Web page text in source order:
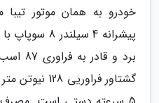
خودرو به همان موتور